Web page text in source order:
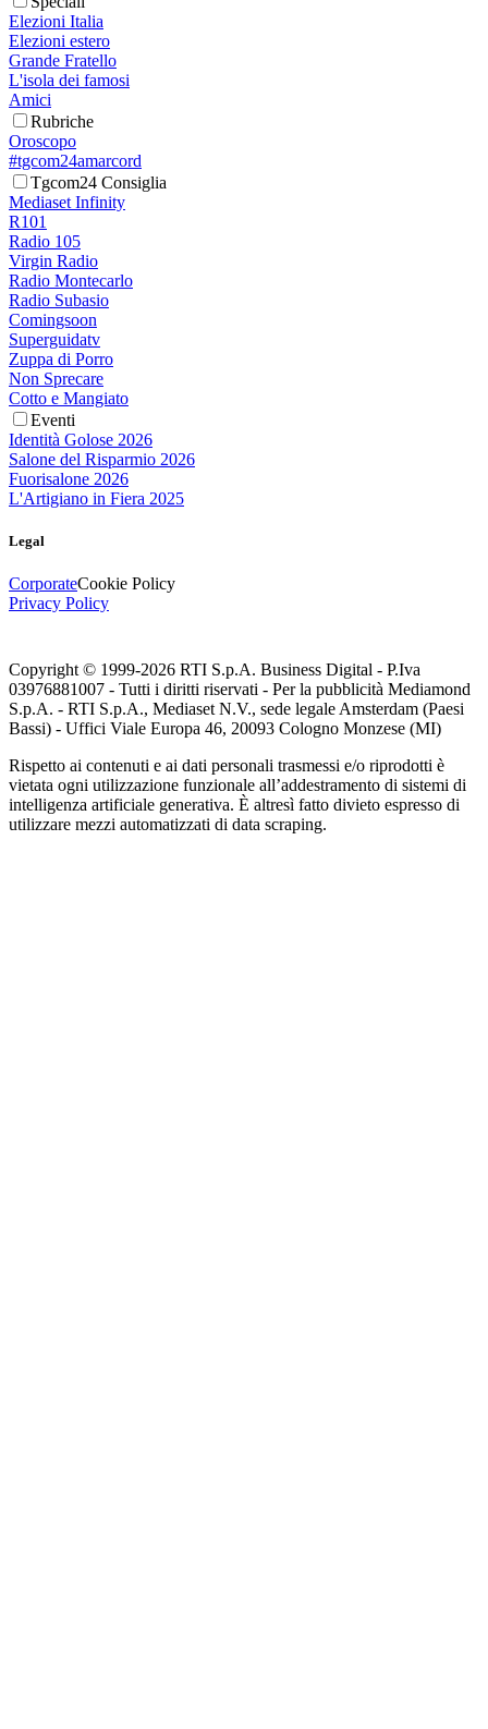
Elezioni Italia
Elezioni estero
Grande Fratello
L'isola dei famosi
Amici
Rubriche
Oroscopo
#tgcom24amarcord
Tgcom24 Consiglia
Mediaset Infinity
R101
Radio 105
Virgin Radio
Radio Montecarlo
Radio Subasio
Comingsoon
Superguidatv
Zuppa di Porro
Non Sprecare
Cotto e Mangiato
Eventi
Identità Golose 2026
Salone del Risparmio 2026
Fuorisalone 2026
L'Artigiano in Fiera 2025
Legal
CorporateCookie Policy
Privacy Policy
Copyright © 1999-2026 RTI S.p.A. Business Digital - P.Iva
03976881007 - Tutti i diritti riservati - Per la pubblicità Mediamond
S.p.A. - RTI S.p.A., Mediaset N.V., sede legale Amsterdam (Paesi
Bassi) - Uffici Viale Europa 46, 20093 Cologno Monzese (MI)
Rispetto ai contenuti e ai dati personali trasmessi e/o riprodotti è
vietata ogni utilizzazione funzionale all’addestramento di sistemi di
intelligenza artificiale generativa. È altresì fatto divieto espresso di
utilizzare mezzi automatizzati di data scraping.